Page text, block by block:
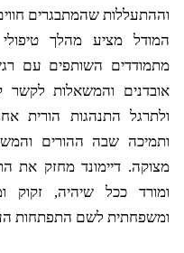
וההתעללות שהמתבגרים
המודל מציע מהלך
מתמודדים השותפים עם
אובדנים והמשאלות לקשר
ולתרגל התנהגות הורית
ותמיכה שבה ההורים
מצוקה. דיימונד מחזק את
ומורד ככל שיהיה,
ומשפחתית לשם התפתחות